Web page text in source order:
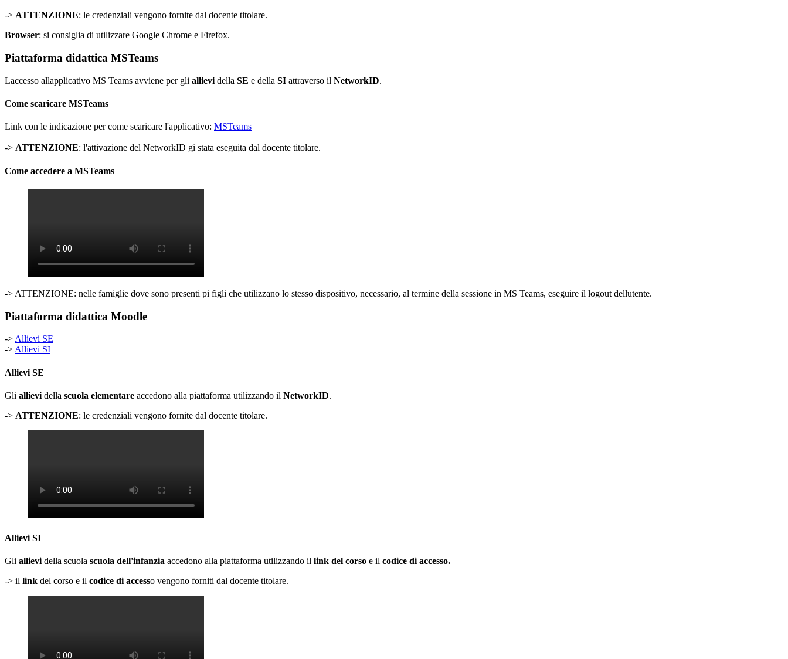
-> ATTENZIONE: le credenziali vengono fornite dal docente titolare.
Browser: si consiglia di utilizzare Google Chrome e Firefox.
Piattaforma didattica MSTeams
Laccesso allapplicativo MS Teams avviene per gli allievi della SE e della SI attraverso il NetworkID.
Come scaricare MSTeams
Link con le indicazione per come scaricare l'applicativo: MSTeams
-> ATTENZIONE: l'attivazione del NetworkID gi stata eseguita dal docente titolare.
Come accedere a MSTeams
-> ATTENZIONE: nelle famiglie dove sono presenti pi figli che utilizzano lo stesso dispositivo, necessario, al termine della sessione in MS Teams, eseguire il logout dellutente.
Piattaforma didattica Moodle
-> Allievi SE
-> Allievi SI
Allievi SE
Gli allievi della scuola elementare accedono alla piattaforma utilizzando il NetworkID.
-> ATTENZIONE: le credenziali vengono fornite dal docente titolare.
Allievi SI
Gli allievidella scuola scuola dell'infanzia accedono alla piattaforma utilizzando il link del corso e il codice di accesso.
-> il link del corso e il codice di accesso vengono forniti dal docente titolare.